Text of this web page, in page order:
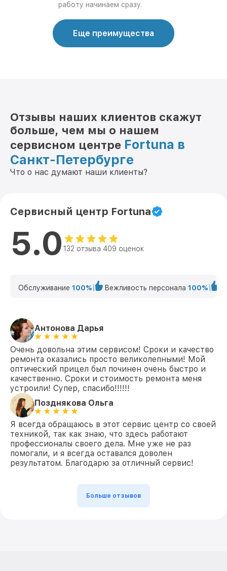
работу начинаем сразу.
Еще преимущества
Отзывы наших клиентов скажут
больше, чем мы о нашем
сервисном центре Fortuna в
Санкт-Петербурге
Что о нас думают наши клиенты?
Сервисный центр Fortuna
5.0 132 отзыва 409 оценок
Обслуживание 100% Вежливость персонала 100%
Антонова Дарья
Очень довольна этим сервисом! Сроки и качество
ремонта оказались просто великолепными! Мой
оптический прицел был починен очень быстро и
качественно. Сроки и стоимость ремонта меня
устроили! Супер, спасибо!!!!!!
Позднякова Ольга
Я всегда обращаюсь в этот сервис центр со своей
техникой, так как знаю, что здесь работают
профессионалы своего дела. Мне уже не раз
помогали, и я всегда оставался доволен
результатом. Благодарю за отличный сервис!
Больше отзывов